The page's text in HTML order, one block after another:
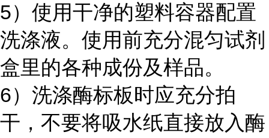
5）使用干净的塑料容器配置
洗涤液。使用前充分混匀试剂
盒里的各种成份及样品。
6）洗涤酶标板时应充分拍
干，不要将吸水纸直接放入酶